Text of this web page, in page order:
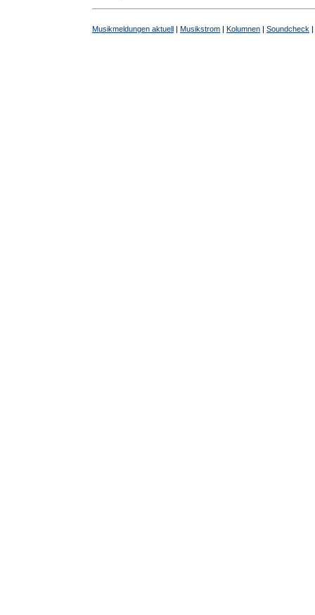
Musikmeldungen aktuell | Musikstrom | Kolumnen | Soundcheck |